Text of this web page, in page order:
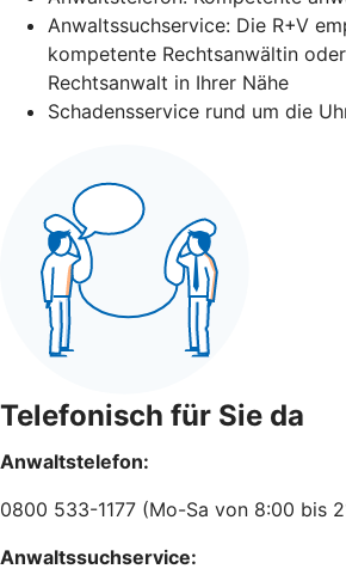
Anwaltssuchservice: Die R+V
kompetente Rechtsanwältin
Rechtsanwalt in Ihrer Nähe
Schadensservice rund um die
Telefonisch für Sie da
Anwaltstelefon:
0800 533-1177 (Mo-Sa von 8:00 bis
Anwaltssuchservice: